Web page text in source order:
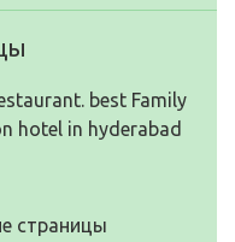
best Family
hotel in hyderabad
страницы